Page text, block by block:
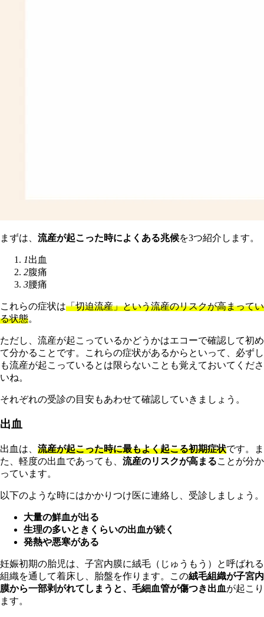
まずは、 流産が起こった時によくある兆候を3つ紹介します。
1出血
2腹痛
3腰痛
これらの症状は「切迫流産」という流産のリスクが高まってい
る状態。
ただし、流産が起こっているかどうかはエコーで確認して初め
て分かることです。これらの症状があるからといって、必ずし
も流産が起こっているとは限らないことも覚えておいてくださ
いね。
それぞれの受診の目安もあわせて確認していきましょう。
出血
出血は、 流産が起こった時に最もよく起こる初期症状です。ま
た、軽度の出血であっても、 流産のリスクが高まることが分か
っています。
以下のような時にはかかりつけ医に連絡し、受診しましょう。
大量の鮮血が出る
生理の多いときくらいの出血が続く
発熱や悪寒がある
妊娠初期の胎児は、子宮内膜に絨毛（じゅうもう）と呼ばれる
組織を通して着床し、胎盤を作ります。この絨毛組織が子宮内
膜から一部剥がれてしまうと、毛細血管が傷つき出血が起こり
ます。